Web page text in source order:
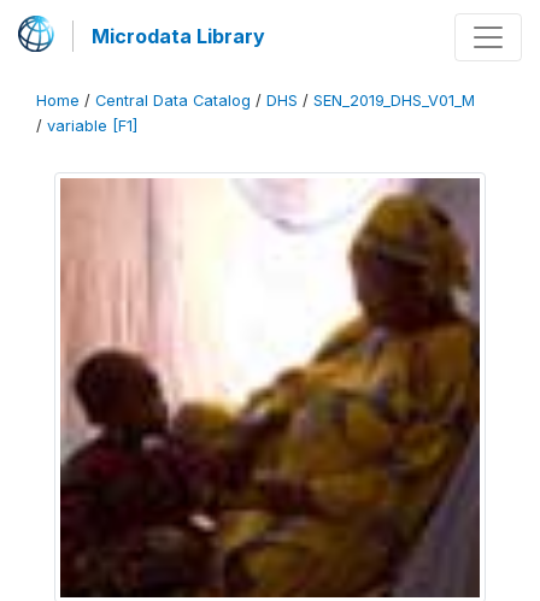
Microdata Library
Home / Central Data Catalog / DHS / SEN_2019_DHS_V01_M
/ variable [F1]